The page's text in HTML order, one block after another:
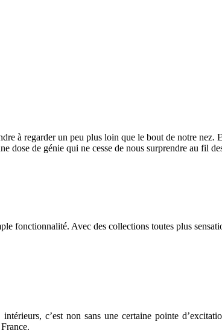
à regarder un peu plus loin que le bout de notre
dose de génie qui ne cesse de nous surprendre au fil
fonctionnalité. Avec des collections toutes plus
c’est non sans une certaine pointe